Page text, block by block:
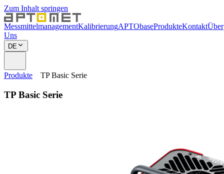
Zum Inhalt springen
MessmittelmanagementKalibrierungAPTObaseProdukteKontaktÜber
Uns
DE
Produkte TP Basic Serie
TP Basic Serie